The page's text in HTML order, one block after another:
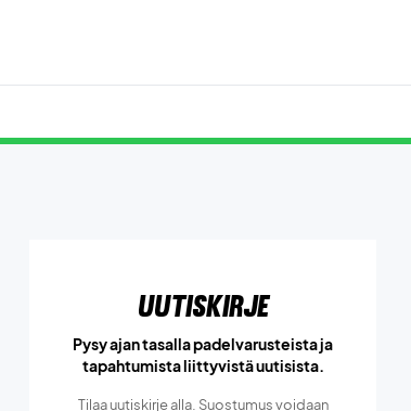
Uutiskirje
Pysy ajan tasalla padelvarusteista ja
tapahtumista liittyvistä uutisista.
Tilaa uutiskirje alla. Suostumus voidaan